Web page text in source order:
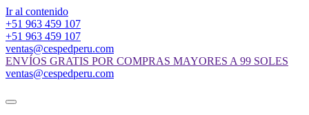
Ir al contenido
+51 963 459 107
+51 963 459 107
ventas@cespedperu.com
ENVÍOS GRATIS POR COMPRAS MAYORES A 99 SOLES
ventas@cespedperu.com